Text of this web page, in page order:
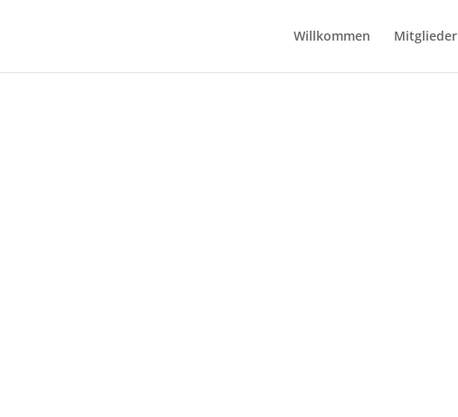
Willkommen Mitglieder